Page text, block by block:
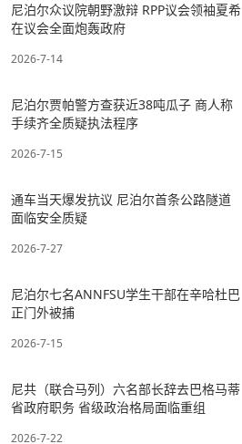
尼泊尔众议院朝野激辩 RPP议会领袖夏希
在议会全面炮轰政府
2026-7-14
尼泊尔贾帕警方查获近38吨瓜子 商人称
手续齐全质疑执法程序
2026-7-15
通车当天爆发抗议 尼泊尔首条公路隧道
面临安全质疑
2026-7-27
尼泊尔七名ANNFSU学生干部在辛哈杜巴
正门外被捕
2026-7-15
尼共（联合马列）六名部长辞去巴格马蒂
省政府职务 省级政治格局面临重组
2026-7-22